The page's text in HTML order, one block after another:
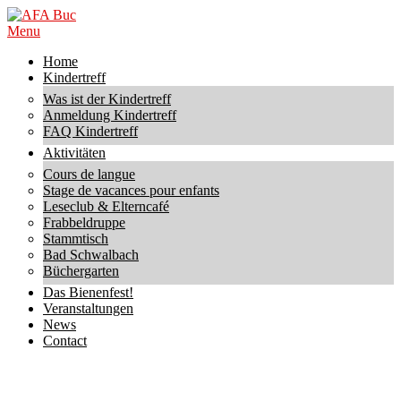
Skip
to
AFA
Primary
Menu
Menu
Home
Kindertreff
Was ist der Kindertreff
Anmeldung Kindertreff
FAQ Kindertreff
Aktivitäten
Cours de langue
Stage de vacances pour enfants
Leseclub & Elterncafé
Frabbeldruppe
Stammtisch
Bad Schwalbach
Büchergarten
Das Bienenfest!
Veranstaltungen
News
Contact